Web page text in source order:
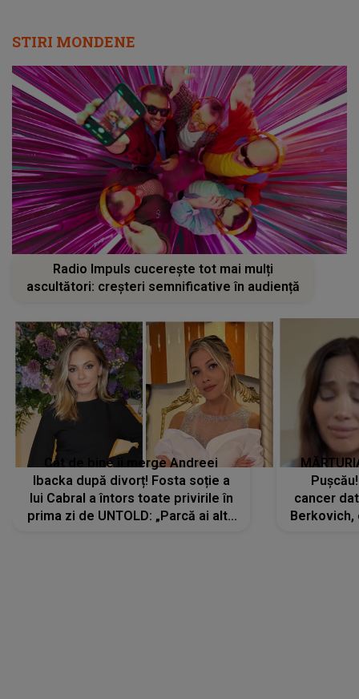
STIRI MONDENE
Radio Impuls cucerește tot mai mulți
ascultători: creșteri semnificative în audiență
Cât de bine îi merge Andreei
Ibacka după divorț! Fosta soție a
lui Cabral a întors toate privirile în
prima zi de UNTOLD: „Parcă ai altă
cancer